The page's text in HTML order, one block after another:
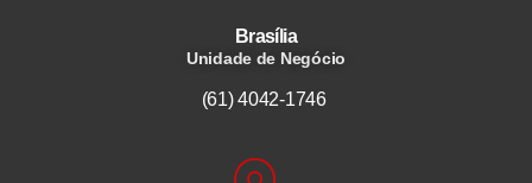
Brasília
Unidade de Negócio
(61) 4042-1746